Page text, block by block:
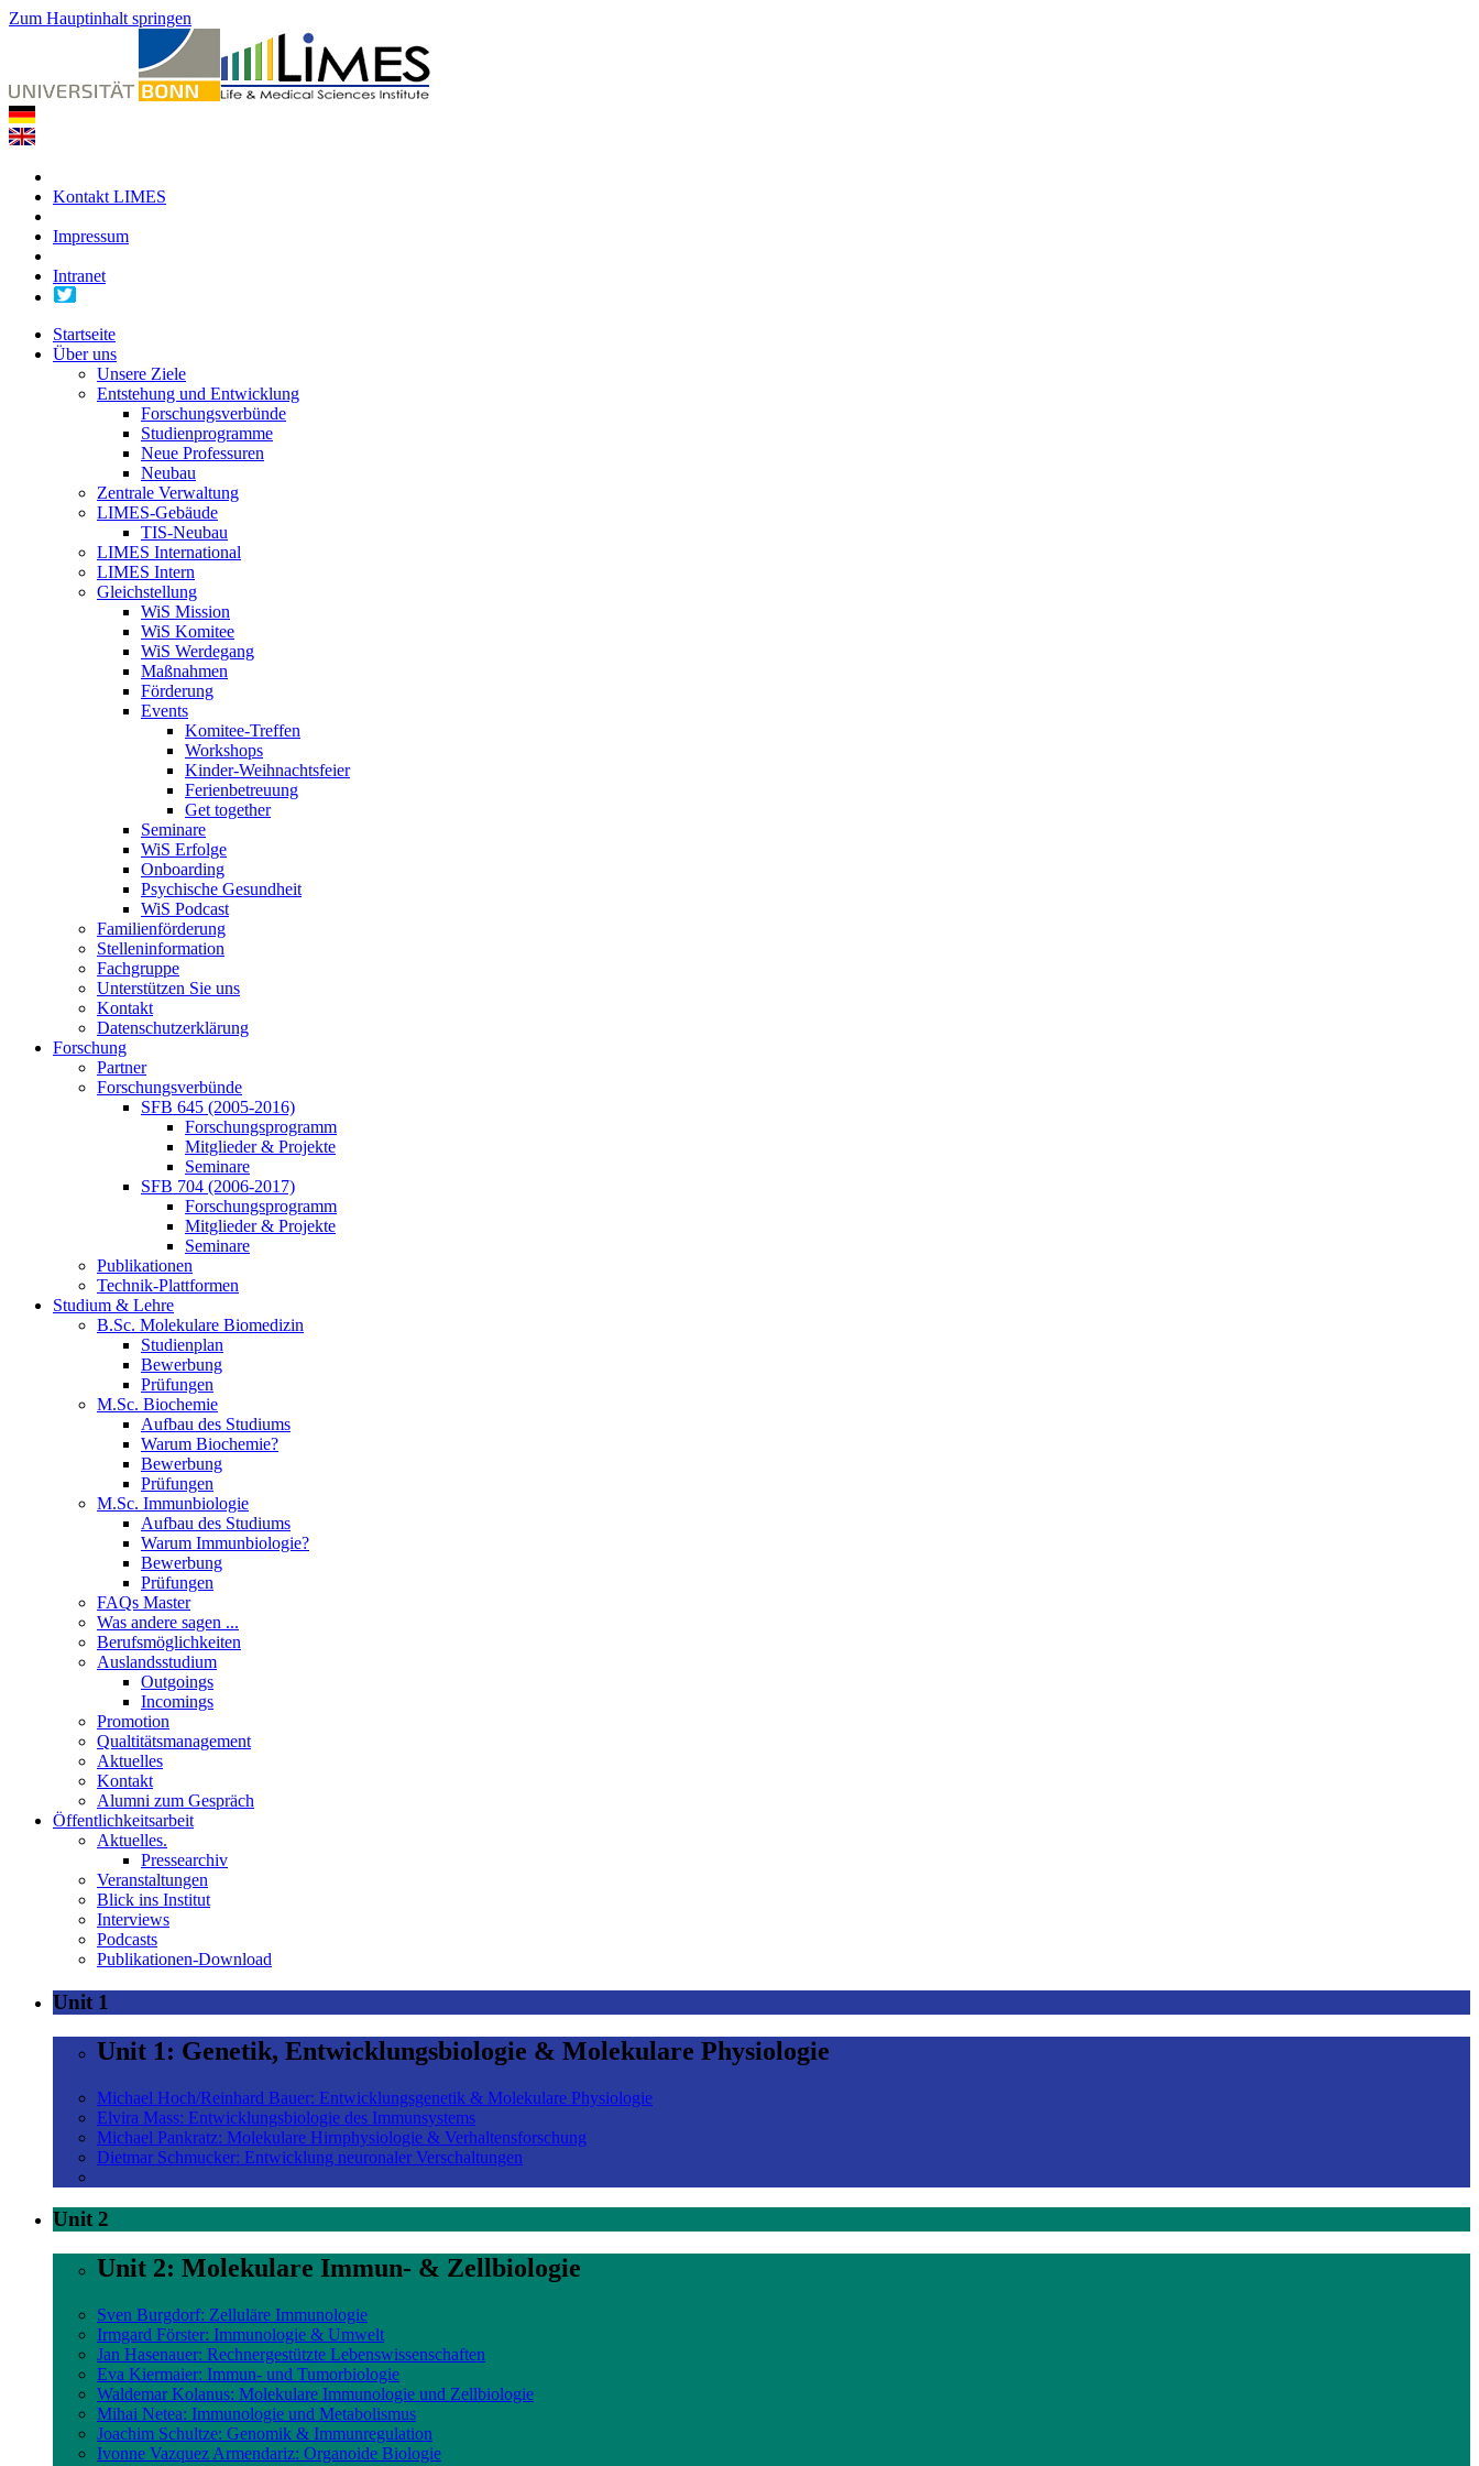
Zum Hauptinhalt springen
Kontakt LIMES
Impressum
Intranet
Startseite
Über uns
Unsere Ziele
Entstehung und Entwicklung
Forschungsverbünde
Studienprogramme
Neue Professuren
Neubau
Zentrale Verwaltung
LIMES-Gebäude
TIS-Neubau
LIMES International
LIMES Intern
Gleichstellung
WiS Mission
WiS Komitee
WiS Werdegang
Maßnahmen
Förderung
Events
Komitee-Treffen
Workshops
Kinder-Weihnachtsfeier
Ferienbetreuung
Get together
Seminare
WiS Erfolge
Onboarding
Psychische Gesundheit
WiS Podcast
Familienförderung
Stelleninformation
Fachgruppe
Unterstützen Sie uns
Kontakt
Datenschutzerklärung
Forschung
Partner
Forschungsverbünde
SFB 645 (2005-2016)
Forschungsprogramm
Mitglieder & Projekte
Seminare
SFB 704 (2006-2017)
Forschungsprogramm
Mitglieder & Projekte
Seminare
Publikationen
Technik-Plattformen
Studium & Lehre
B.Sc. Molekulare Biomedizin
Studienplan
Bewerbung
Prüfungen
M.Sc. Biochemie
Aufbau des Studiums
Warum Biochemie?
Bewerbung
Prüfungen
M.Sc. Immunbiologie
Aufbau des Studiums
Warum Immunbiologie?
Bewerbung
Prüfungen
FAQs Master
Was andere sagen ...
Berufsmöglichkeiten
Auslandsstudium
Outgoings
Incomings
Promotion
Qualtitätsmanagement
Aktuelles
Kontakt
Alumni zum Gespräch
Öffentlichkeitsarbeit
Aktuelles.
Pressearchiv
Veranstaltungen
Blick ins Institut
Interviews
Podcasts
Publikationen-Download
Unit 1
Unit 1: Genetik, Entwicklungsbiologie & Molekulare Physiologie
Michael Hoch/Reinhard Bauer: Entwicklungsgenetik & Molekulare Physiologie
Elvira Mass: Entwicklungsbiologie des Immunsystems
Michael Pankratz: Molekulare Hirnphysiologie & Verhaltensforschung
Dietmar Schmucker: Entwicklung neuronaler Verschaltungen
Unit 2
Unit 2: Molekulare Immun- & Zellbiologie
Sven Burgdorf: Zelluläre Immunologie
Irmgard Förster: Immunologie & Umwelt
Jan Hasenauer: Rechnergestützte Lebenswissenschaften
Eva Kiermaier: Immun- und Tumorbiologie
Waldemar Kolanus: Molekulare Immunologie und Zellbiologie
Mihai Netea: Immunologie und Metabolismus
Joachim Schultze: Genomik & Immunregulation
Ivonne Vazquez Armendariz: Organoide Biologie